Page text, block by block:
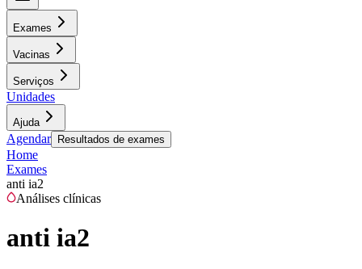
Exames
Vacinas
Serviços
Unidades
Ajuda
Agendar Resultados de exames
Home
Exames
anti ia2
Análises clínicas
anti ia2